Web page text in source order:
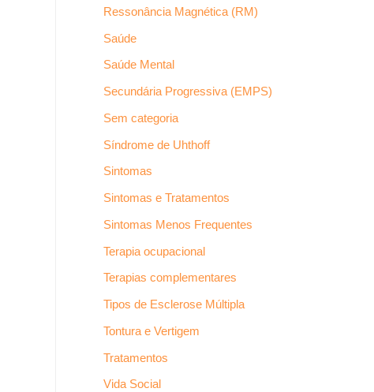
Ressonância Magnética (RM)
Saúde
Saúde Mental
Secundária Progressiva (EMPS)
Sem categoria
Síndrome de Uhthoff
Sintomas
Sintomas e Tratamentos
Sintomas Menos Frequentes
Terapia ocupacional
Terapias complementares
Tipos de Esclerose Múltipla
Tontura e Vertigem
Tratamentos
Vida Social